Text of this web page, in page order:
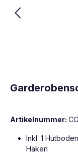
Artikelnummer:
Inkl. 1
Haken